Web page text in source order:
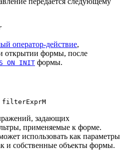
оператор-действие,
открытии формы, после
ON INIT формы.
задающих
применяемые к форме.
использовать как параметры
и собственные объекты формы.